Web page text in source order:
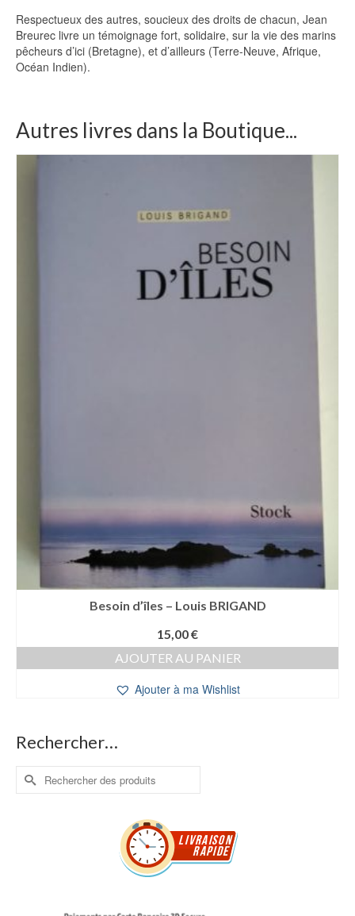
Respectueux des autres, soucieux des droits de chacun, Jean
Breurec livre un témoignage fort, solidaire, sur la vie des marins
pêcheurs d’ici (Bretagne), et d’ailleurs (Terre-Neuve, Afrique,
Océan Indien).
Autres livres dans la Boutique...
Besoin d’îles – Louis BRIGAND
15,00€
AJOUTER AU PANIER
Ajouter à ma Wishlist
Rechercher…
Rechercher :